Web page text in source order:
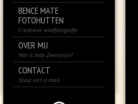
BENCE MATE
FOTOHUTTEN
Creatieve wildfotografie
OVER MIJ
Wie is Jody Zweserijn?
CONTACT
Stuur een e-mail